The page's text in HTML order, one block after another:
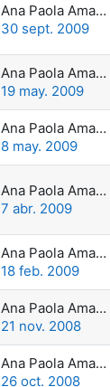
Ana Paola Amadeo
30 sept. 2009
Ana Paola Amadeo
19 may. 2009
Ana Paola Amadeo
8 may. 2009
Ana Paola Amadeo
7 abr. 2009
Ana Paola Amadeo
18 feb. 2009
Ana Paola Amadeo
21 nov. 2008
Ana Paola Amadeo
26 oct. 2008